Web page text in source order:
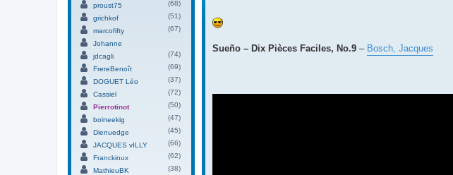
a
g
Sueño – Dix Pièces Faciles, No.9 – Bosch, Jacques
proust75
(68)
grichkof
(51)
marcofifty
(67)
Johanne
jdcagli
(74)
FrereBenoît
(69)
DOGUET Léo
(37)
Cassiel
(72)
Pierrotinot
(50)
boineekig
(47)
Dienuedge
(45)
JACQUES vILLY
(66)
Franckinux
(62)
MathieuBK
(38)